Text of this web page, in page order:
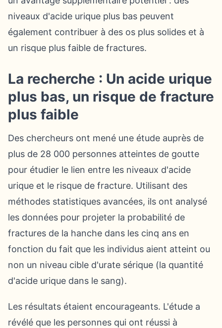
niveaux d'acide urique plus bas peuvent
également contribuer à des os plus solides et à
un risque plus faible de fractures.
La recherche : Un acide urique
plus bas, un risque de fracture
plus faible
Des chercheurs ont mené une étude auprès de
plus de 28 000 personnes atteintes de goutte
pour étudier le lien entre les niveaux d'acide
urique et le risque de fracture. Utilisant des
méthodes statistiques avancées, ils ont analysé
les données pour projeter la probabilité de
fractures de la hanche dans les cinq ans en
fonction du fait que les individus aient atteint ou
non un niveau cible d'urate sérique (la quantité
d'acide urique dans le sang).
Les résultats étaient encourageants. L'étude a
révélé que les personnes qui ont réussi à